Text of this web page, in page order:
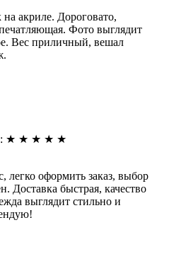
на акриле. Дороговато,
Фото выглядит
Вес приличный, вешал
: ★ ★ ★ ★ ★
легко оформить заказ, выбор
Доставка быстрая, качество
выглядит стильно и